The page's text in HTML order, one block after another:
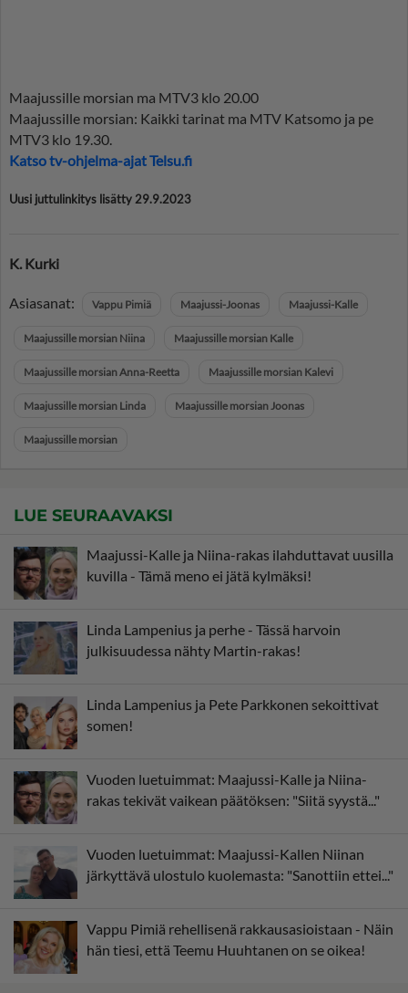
Maajussille morsian ma MTV3 klo 20.00
Maajussille morsian: Kaikki tarinat ma MTV Katsomo ja pe
MTV3 klo 19.30.
Katso tv-ohjelma-ajat Telsu.fi
Uusi juttulinkitys lisätty 29.9.2023
K. Kurki
Asiasanat: Vappu Pimiä Maajussi-Joonas Maajussi-Kalle
Maajussille morsian Niina Maajussille morsian Kalle
Maajussille morsian Anna-Reetta Maajussille morsian Kalevi
Maajussille morsian Linda Maajussille morsian Joonas
Maajussille morsian
LUE SEURAAVAKSI
Maajussi-Kalle ja Niina-rakas ilahduttavat uusilla
kuvilla - Tämä meno ei jätä kylmäksi!
Linda Lampenius ja perhe - Tässä harvoin
julkisuudessa nähty Martin-rakas!
Linda Lampenius ja Pete Parkkonen sekoittivat
somen!
Vuoden luetuimmat: Maajussi-Kalle ja Niina-
rakas tekivät vaikean päätöksen: "Siitä syystä..."
Vuoden luetuimmat: Maajussi-Kallen Niinan
järkyttävä ulostulo kuolemasta: "Sanottiin ettei..."
Vappu Pimiä rehellisenä rakkausasioistaan - Näin
hän tiesi, että Teemu Huuhtanen on se oikea!